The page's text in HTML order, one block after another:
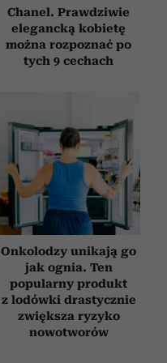
Chanel. Prawdziwie
elegancką kobietę
można rozpoznać po
tych 9 cechach
Onkolodzy unikają go
jak ognia. Ten
popularny produkt
z lodówki drastycznie
zwiększa ryzyko
nowotworów